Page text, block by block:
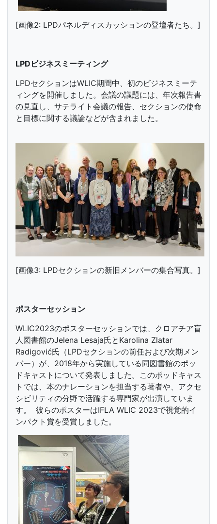
[画像2: LPDパネルディスカッションの登壇者たち。]
LPDビジネスミーティング
LPDセクションはWLIC期間中、初のビジネスミーテ
ィングを開催しました。会議の議題には、年次報告書
の見直し、サテライト会議の報告、セクションの使命
と目標に関する議論などが含まれました。
[画像3: LPDセクションの新旧メンバーの集合写真。]
ポスターセッション
WLIC2023のポスターセッションでは、クロアチア盲
人図書館のJelena Lesaja氏とKarolina Zlatar
Radigović氏（LPDセクションの前任および次期メン
バー）が、2018年から実施している同図書館のポッ
ドキャストについて発表しました。このポッドキャス
トでは、本のナレーションを担当する著者や、アクセ
シビリティの分野で活躍する専門家が出演していま
す。 彼らのポスターはIFLA WLIC 2023で視覚的イ
ンパクト賞を受賞しました。